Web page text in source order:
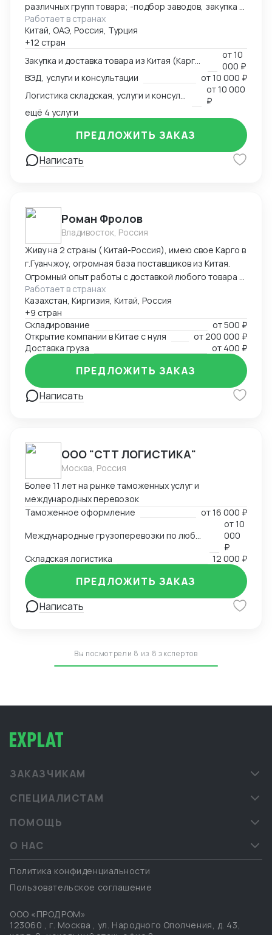
различных групп товара; -подбор заводов, закупка и
доставка товара из Китая (КАРГО и Белый ввоз)
Страны с которыми работаю по сей день: Европа,
США, ОАЭ, Турция, Китай, СНГ
Работает в странах
Китай, ОАЭ, Россия, Турция
+12 стран
от10
000 ₽
ВЭД, услуги и консультации
от10 000 ₽
от10 000
₽
ещё 4 услуги
Написать
ПРЕДЛОЖИТЬ ЗАКАЗ
Роман Фролов
Владивосток, Россия
Живу на 2 страны ( Китай-Россия), имею свое Карго в
г.Гуанчжоу, огромная база поставщиков из Китая.
Огромный опыт работы с доставкой любого товара в
Страны Средней Азии. Поиск, выкуп, валюта, обмен,
инспекция.
Работает в странах
Казахстан, Киргизия, Китай, Россия
+9 стран
Складирование
от500 ₽
Открытие компании в Китае с нуля
от200 000 ₽
Доставка груза
от 400 ₽
Написать
ПРЕДЛОЖИТЬ ЗАКАЗ
ООО "СТТ ЛОГИСТИКА"
Москва, Россия
Более 11 лет на рынке таможенных услуг и
международных перевозок
Таможенное оформление
от16 000 ₽
Международные грузоперевозки по любым маршрутам и любыми видами транспорта
от10
000
₽
Складская логистика
12 000 ₽
Написать
ПРЕДЛОЖИТЬ ЗАКАЗ
Вы посмотрели 8 из 8 экспертов
ЗАКАЗЧИКАМ
СПЕЦИАЛИСТАМ
ПОМОЩЬ
О НАС
Политика конфиденциальности
Пользовательское соглашение
ООО «ПРОДРОМ»
123060 , г. Москва , ул. Народного Ополчения, д. 43,